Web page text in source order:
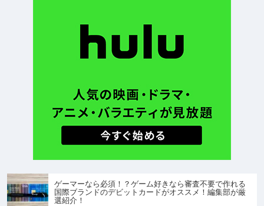
ゲーマーなら必須！？ゲーム好きなら審査不要で作れる
国際ブランドのデビットカードがオススメ！編集部が厳
選紹介！